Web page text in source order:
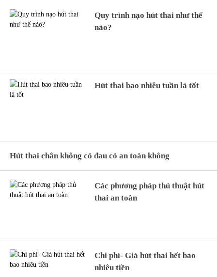
Quy trình nạo hút thai như thế
nào?
Hút thai bao nhiêu tuần là tốt
Hút thai chân không có đau có an toàn không
Các phương pháp thủ thuật hút
thai an toàn
Chi phí- Giá hút thai hết bao
nhiêu tiền